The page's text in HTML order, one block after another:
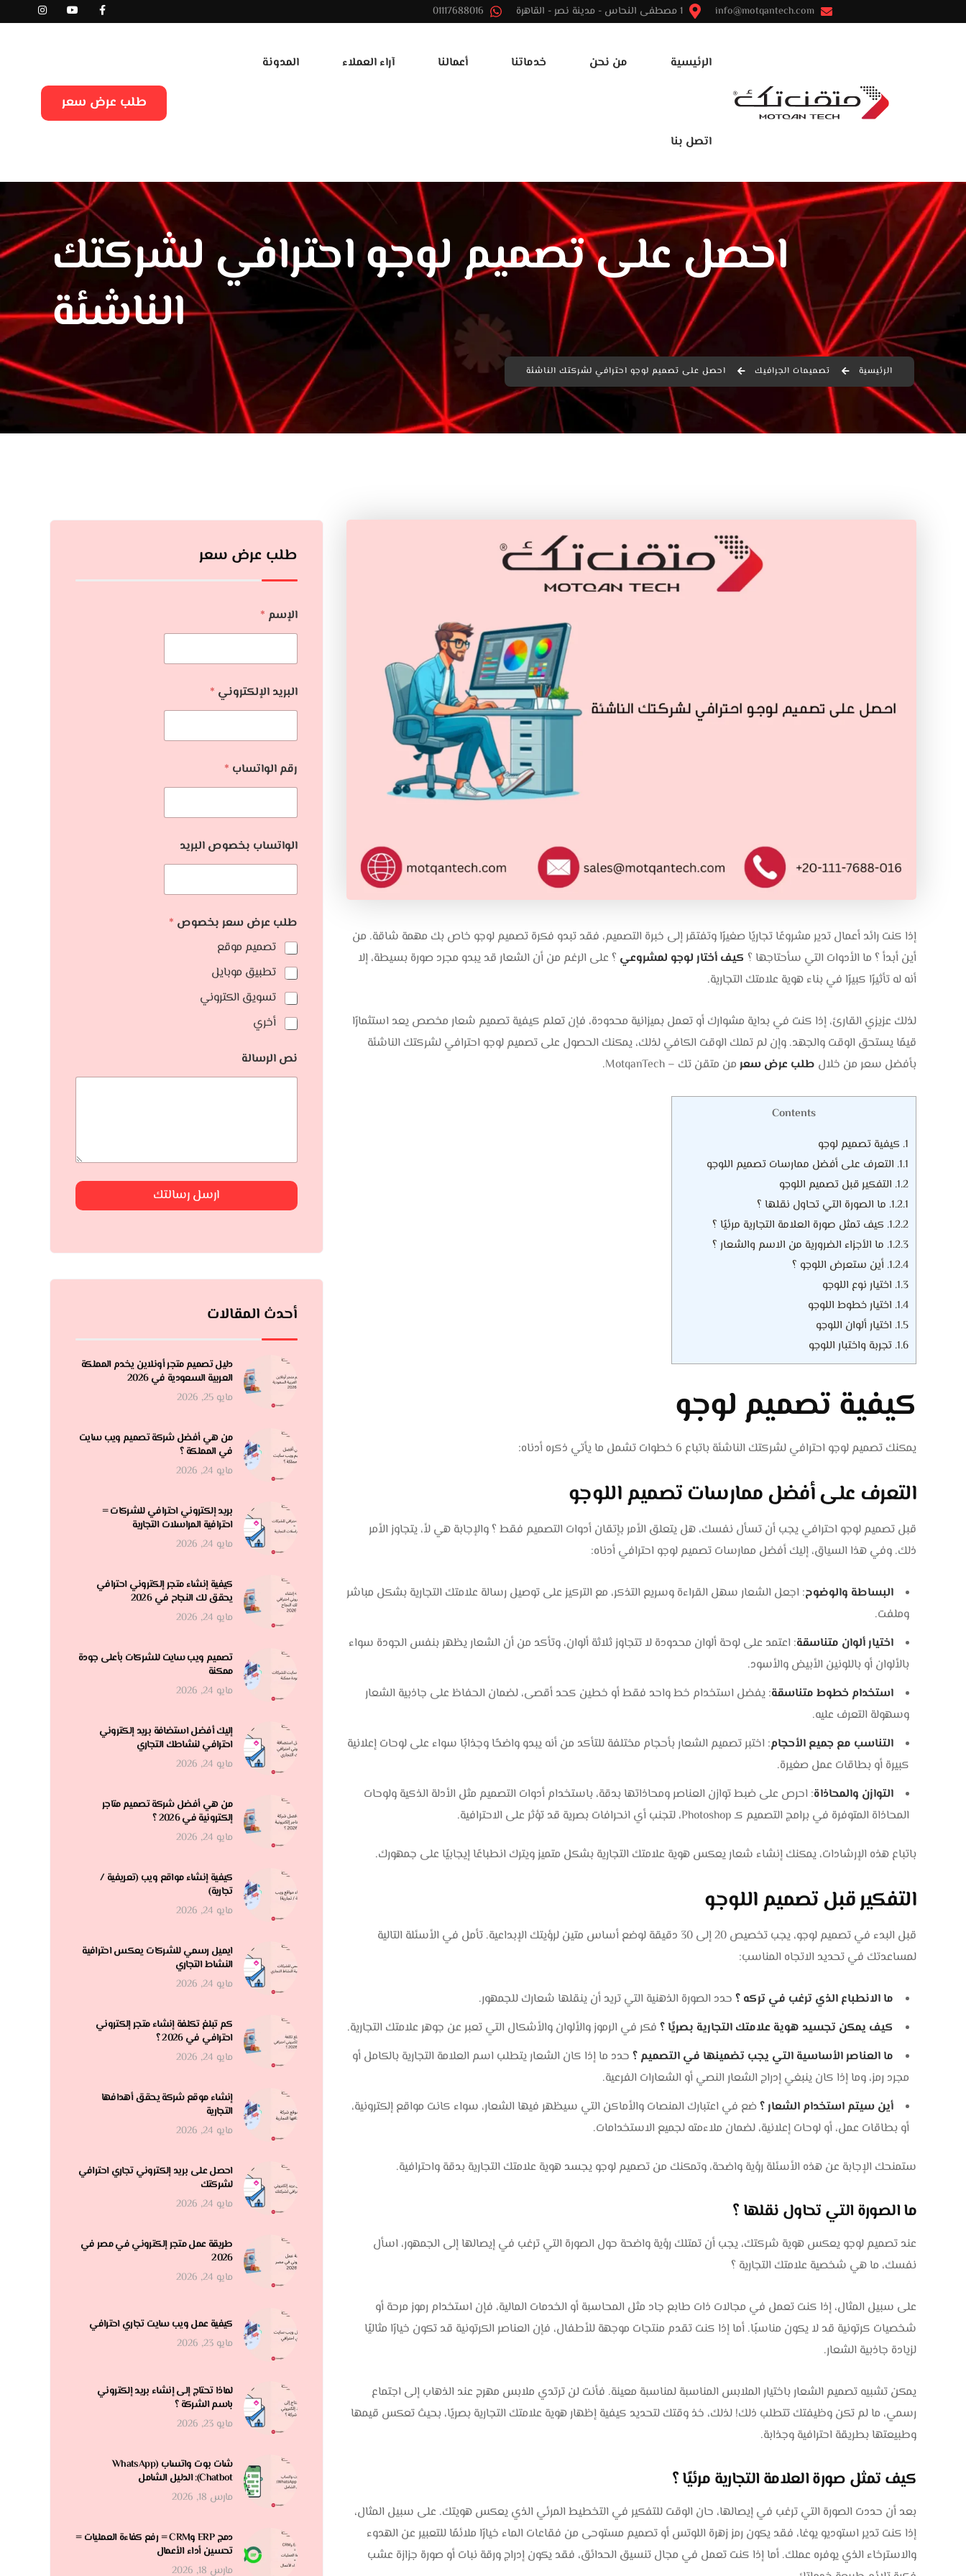
info@motqantech.com
الرئيسية من نحن خدماتنا أعمالنا آراء العملاء المدونة
اتصل بنا
طلب عرض سعر
احصل على تصميم لوجو احترافي لشركتك
الناشئة
الرئيسية تصميمات الجرافيك احصل على تصميم لوجو احترافي لشركتك الناشئة
إذا كنت رائد أعمال تدير مشروعًا تجاريًا صغيرًا وتفتقر إلى خبرة التصميم، فقد تبدو فكرة تصميم لوجو خاص بك مهمة شاقة. من
أين أبدأ ؟ ما الأدوات التي سأحتاجها ؟ كيف أختار لوجو لمشروعي ؟ على الرغم من أن الشعار قد يبدو مجرد صورة بسيطة، إلا
أنه له تأثيرًا كبيرًا في بناء هوية علامتك التجارية.
لذلك عزيزي القارئ، إذا كنت في بداية مشوارك أو تعمل بميزانية محدودة، فإن تعلم كيفية تصميم شعار مخصص يعد استثمارًا
قيمًا يستحق الوقت والجهد. وإن لم تملك الوقت الكافي لذلك، يمكنك الحصول على تصميم لوجو احترافي لشركتك الناشئة
بأفضل سعر من خلال طلب عرض سعر من متقن تك – MotqanTech.
Contents
1. كيفية تصميم لوجو
1.1. التعرف على أفضل ممارسات تصميم اللوجو
1.2. التفكير قبل تصميم اللوجو
1.2.1. ما الصورة التي تحاول نقلها ؟
1.2.2. كيف تمثل صورة العلامة التجارية مرئيًا ؟
1.2.3. ما الأجزاء الضرورية من الاسم والشعار ؟
1.2.4. أين ستعرض اللوجو ؟
1.3. اختيار نوع اللوجو
1.4. اختيار خطوط اللوجو
1.5. اختيار ألوان اللوجو
1.6. تجربة واختبار اللوجو
كيفية تصميم لوجو
يمكنك تصميم لوجو احترافي لشركتك الناشئة باتباع 6 خطوات تشمل ما يأتي ذكره أدناه:
التعرف على أفضل ممارسات تصميم اللوجو
قبل تصميم لوجو احترافي يجب أن تسأل نفسك، هل يتعلق الأمر بإتقان أدوات التصميم فقط ؟ والإجابة هي لأ، يتجاوز الأمر
ذلك. وفي هذا السياق، إليك أفضل ممارسات تصميم لوجو احترافي أدناه:
البساطة والوضوح: اجعل الشعار سهل القراءة وسريع التذكر، مع التركيز على توصيل رسالة علامتك التجارية بشكل مباشر
وملفت.
اختيار ألوان متناسقة: اعتمد على لوحة ألوان محدودة لا تتجاوز ثلاثة ألوان، وتأكد من أن الشعار يظهر بنفس الجودة سواء
بالألوان أو باللونين الأبيض والأسود.
استخدام خطوط متناسقة: يفضل استخدام خط واحد فقط أو خطين كحد أقصى، لضمان الحفاظ على جاذبية الشعار
وسهولة التعرف عليه.
التناسب مع جميع الأحجام: اختبر تصميم الشعار بأحجام مختلفة للتأكد من أنه يبدو واضحًا وجذابًا سواء على لوحات إعلانية
كبيرة أو بطاقات عمل صغيرة.
التوازن والمحاذاة: احرص على ضبط توازن العناصر ومحاذاتها بدقة، باستخدام أدوات التصميم مثل الأدلة الذكية ولوحات
المحاذاة المتوفرة في برامج التصميم كـ Photoshop، لتجنب أي انحرافات بصرية قد تؤثر على الاحترافية.
باتباع هذه الإرشادات، يمكنك إنشاء شعار يعكس هوية علامتك التجارية بشكل متميز ويترك انطباعًا إيجابيًا على جمهورك.
التفكير قبل تصميم اللوجو
قبل البدء في تصميم لوجو، يجب تخصيص 20 إلى 30 دقيقة لوضع أساس متين لرؤيتك الإبداعية. تأمل في الأسئلة التالية
لمساعدتك في تحديد الاتجاه المناسب:
ما الانطباع الذي ترغب في تركه ؟ حدد الصورة الذهنية التي تريد أن ينقلها شعارك للجمهور.
كيف يمكن تجسيد هوية علامتك التجارية بصريًا ؟ فكر في الرموز والألوان والأشكال التي تعبر عن جوهر علامتك التجارية.
ما العناصر الأساسية التي يجب تضمينها في التصميم ؟ حدد ما إذا كان الشعار يتطلب اسم العلامة التجارية بالكامل أو
مجرد رمز، وما إذا كان ينبغي إدراج الشعار النصي أو الشعارات الفرعية.
أين سيتم استخدام الشعار ؟ضع في اعتبارك المنصات والأماكن التي سيظهر فيها الشعار، سواء كانت مواقع إلكترونية،
أو بطاقات عمل، أو لوحات إعلانية، لضمان ملاءمته لجميع الاستخدامات.
ستمنحك الإجابة عن هذه الأسئلة رؤية واضحة، وتمكنك من تصميم لوجو يجسد هوية علامتك التجارية بدقة واحترافية.
ما الصورة التي تحاول نقلها ؟
عند تصميم لوجو يعكس هوية شركتك، يجب أن تمتلك رؤية واضحة حول الصورة التي ترغب في إيصالها إلى الجمهور، اسأل
نفسك، ما هي شخصية علامتك التجارية ؟
على سبيل المثال، إذا كنت تعمل في مجالات ذات طابع جاد مثل المحاسبة أو الخدمات المالية، فإن استخدام رموز مرحة أو
شخصيات كرتونية قد لا يكون مناسبًا. أما إذا كنت تقدم منتجات موجهة للأطفال، فإن العناصر الكرتونية قد تكون خيارًا مثاليًا
لزيادة جاذبية الشعار.
يمكن تشبيه تصميم الشعار باختيار الملابس المناسبة لمناسبة معينة. فأنت لن ترتدي ملابس مهرج عند الذهاب إلى اجتماع
رسمي، ما لم تكن وظيفتك تتطلب ذلك! لذلك، خذ وقتك لتحديد كيفية إظهار هوية علامتك التجارية بصريًا، بحيث تعكس قيمها
وطبيعتها بطريقة احترافية وجذابة.
كيف تمثل صورة العلامة التجارية مرئيًا ؟
بعد أن حددت الصورة التي ترغب في إيصالها، حان الوقت للتفكير في التخطيط المرئي الذي يعكس هويتك. على سبيل المثال،
إذا كنت تدير استوديو يوغا، فقد يكون رمز زهرة اللوتس أو تصميم مستوحى من فقاعات الماء خيارًا ملائمًا للتعبير عن الهدوء
والاسترخاء الذي يوفره عملك. أما إذا كنت تعمل في مجال تنسيق الحدائق، فقد يكون إدراج ورقة نبات أو صورة جزازة عشب
طلب عرض سعر
الإسم *
البريد الإلكتروني *
رقم الواتساب *
الواتساب بخصوص البريد
طلب عرض سعر بخصوص *
تصميم موقع
تطبيق موبايل
تسويق الكتروني
أخري
نص الرسالة
ارسل رسالتك
أحدث المقالات
دليل تصميم متجر أونلاين يخدم المملكة
العربية السعودية في 2026
مايو 25, 2026
من هي أفضل شركة تصميم ويب سايت
في المملكة ؟
مايو 24, 2026
بريد إلكتروني احترافي للشركات =
احترافية المراسلات التجارية
مايو 24, 2026
كيفية إنشاء متجر إلكتروني احترافي
يحقق لك النجاح في 2026
مايو 24, 2026
تصميم ويب سايت للشركات بأعلى جودة
ممكنة
مايو 24, 2026
إليك أفضل استضافة بريد إلكتروني
احترافي لنشاطك التجاري
مايو 24, 2026
من هي أفضل شركة تصميم متاجر
إلكترونية في 2026 ؟
مايو 24, 2026
كيفية إنشاء مواقع ويب (تعريفية /
تجارية)
مايو 24, 2026
ايميل رسمي للشركات يعكس احترافية
النشاط التجاري
مايو 24, 2026
كم تبلغ تكلفة إنشاء متجر إلكتروني
احترافي في 2026 ؟
مايو 24, 2026
إنشاء موقع شركة يحقق أهدافها
التجارية
مايو 24, 2026
احصل على بريد إلكتروني تجاري احترافي
لشركتك
مايو 24, 2026
طريقة عمل متجر إلكتروني في مصر في
2026
مايو 24, 2026
كيفية عمل ويب سايت تجاري احترافي
مايو 23, 2026
لماذا تحتاج إلى إنشاء بريد إلكتروني
باسم الشركة ؟
مايو 23, 2026
شات بوت واتساب (WhatsApp
Chatbot): الدليل الشامل
مارس 18, 2026
دمج ERP وCRM = رفع كفاءة العمليات =
تحسين أداء الأعمال
مارس 18, 2026